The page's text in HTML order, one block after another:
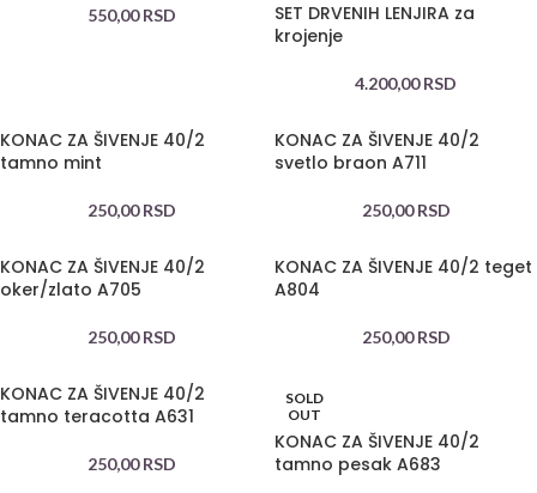
550,00RSD
SET DRVENIH LENJIRA za
krojenje
4.200,00RSD
KONAC ZA ŠIVENJE 40/2
tamno mint
250,00RSD
KONAC ZA ŠIVENJE 40/2
svetlo braon A711
250,00RSD
KONAC ZA ŠIVENJE 40/2
oker/zlato A705
250,00RSD
KONAC ZA ŠIVENJE 40/2 teget
A804
250,00RSD
KONAC ZA ŠIVENJE 40/2
tamno teracotta A631
250,00RSD
SOLD
OUT
KONAC ZA ŠIVENJE 40/2
tamno pesak A683